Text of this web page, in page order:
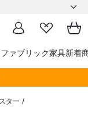
ァブリック家具新着
ター /